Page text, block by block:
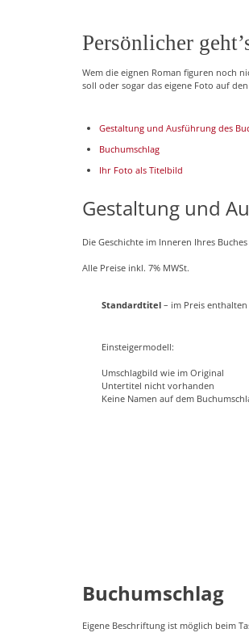
Persönlicher
Wem die eignen Roman figuren noch
soll oder sogar das eigene Foto auf
Gestaltung und Ausführung des
Buchumschlag
Ihr Foto als Titelbild
Gestaltung und
Die Geschichte im Inneren Ihres
Alle Preise inkl. 7% MWSt.
Standardtitel – im Preis enthalten
Einsteigermodell:
Umschlagbild wie im Original
Untertitel nicht vorhanden
Keine Namen auf dem
Buchumschlag
Eigene Beschriftung ist möglich beim